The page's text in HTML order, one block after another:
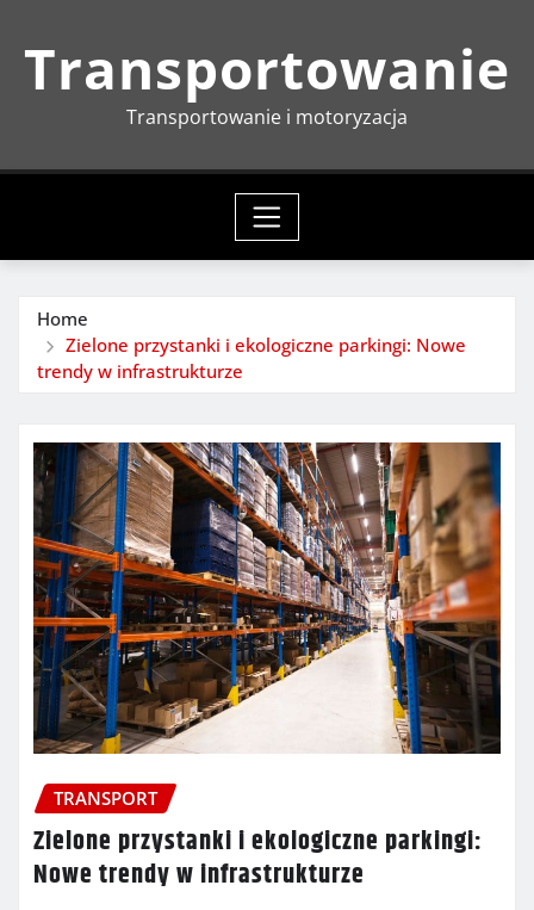
Transportowanie
Transportowanie i motoryzacja
Home
Zielone przystanki i ekologiczne parkingi: Nowe
trendy w infrastrukturze
TRANSPORT
Zielone przystanki i ekologiczne parkingi:
Nowe trendy w infrastrukturze